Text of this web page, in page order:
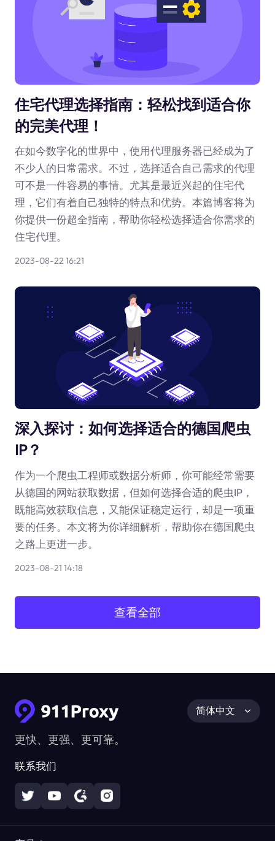
住宅代理选择指南：轻松找到适合你
的完美代理！
在如今数字化的世界中，使用代理服务器已经成为了
不少人的日常需求。不过，选择适合自己需求的代理
可不是一件容易的事情。尤其是最近兴起的住宅代
理，它们有着自己独特的特点和优势。本篇博客将为
你提供一份超全指南，帮助你轻松选择适合你需求的
住宅代理。
2023-08-22 16:21
深入探讨：如何选择适合的德国爬虫
IP？
作为一个爬虫工程师或数据分析师，你可能经常需要
从德国的网站获取数据，但如何选择合适的爬虫IP，
既能高效获取信息，又能保证稳定运行，却是一项重
要的任务。本文将为你详细解析，帮助你在德国爬虫
之路上更进一步。
2023-08-21 14:18
查看全部
更快、更强、更可靠。
联系我们
简体中文